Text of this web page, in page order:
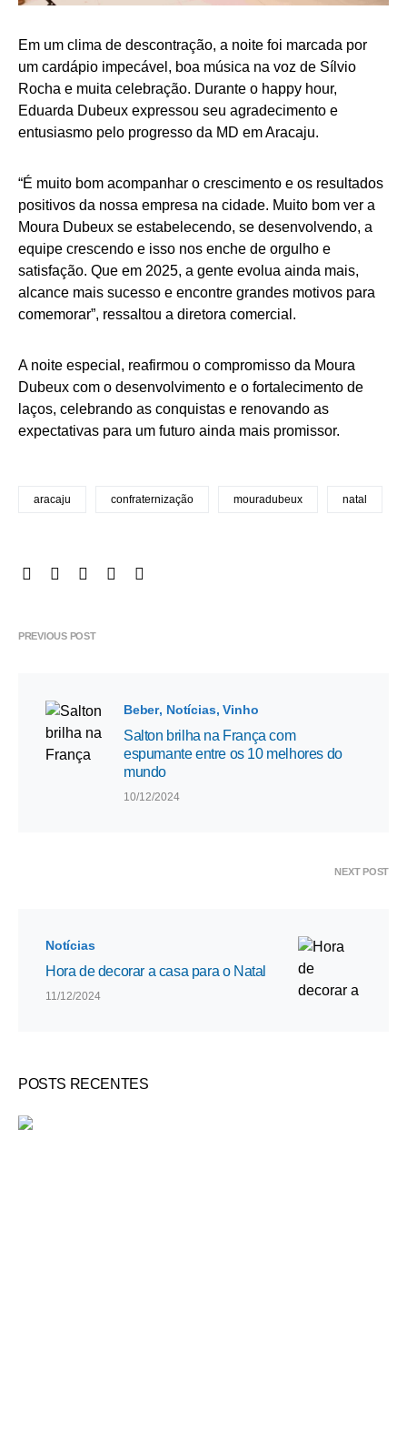
Em um clima de descontração, a noite foi marcada por
um cardápio impecável, boa música na voz de Sílvio
Rocha e muita celebração. Durante o happy hour,
Eduarda Dubeux expressou seu agradecimento e
entusiasmo pelo progresso da MD em Aracaju.
“É muito bom acompanhar o crescimento e os resultados
positivos da nossa empresa na cidade. Muito bom ver a
Moura Dubeux se estabelecendo, se desenvolvendo, a
equipe crescendo e isso nos enche de orgulho e
satisfação. Que em 2025, a gente evolua ainda mais,
alcance mais sucesso e encontre grandes motivos para
comemorar”, ressaltou a diretora comercial.
A noite especial, reafirmou o compromisso da Moura
Dubeux com o desenvolvimento e o fortalecimento de
laços, celebrando as conquistas e renovando as
expectativas para um futuro ainda mais promissor.
aracaju confraternização mouradubeux natal
PREVIOUS POST
Beber Notícias Vinho
Salton brilha na França com
espumante entre os 10 melhores do
mundo
10/12/2024
NEXT POST
Notícias
Hora de decorar a casa para o Natal
11/12/2024
POSTS RECENTES